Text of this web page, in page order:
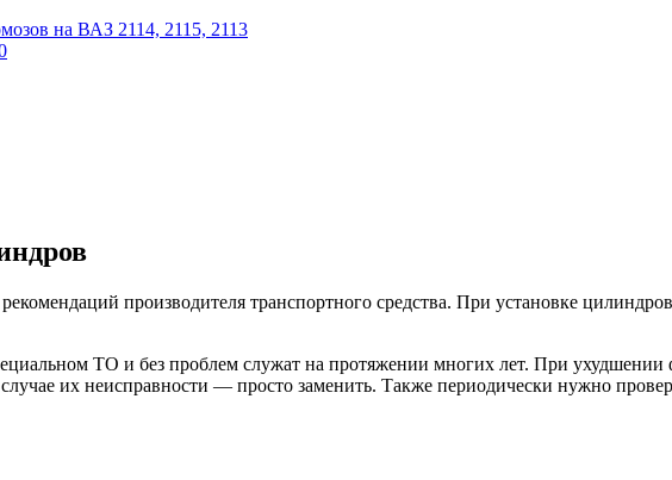
на ВАЗ 2114, 2115, 2113
производителя транспортного средства. При установке
ТО и без проблем служат на протяжении многих лет. При
их неисправности — просто заменить. Также периодически нужно